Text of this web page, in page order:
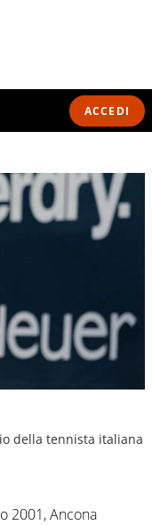
ACCEDI
della tennista italiana
2001, Ancona